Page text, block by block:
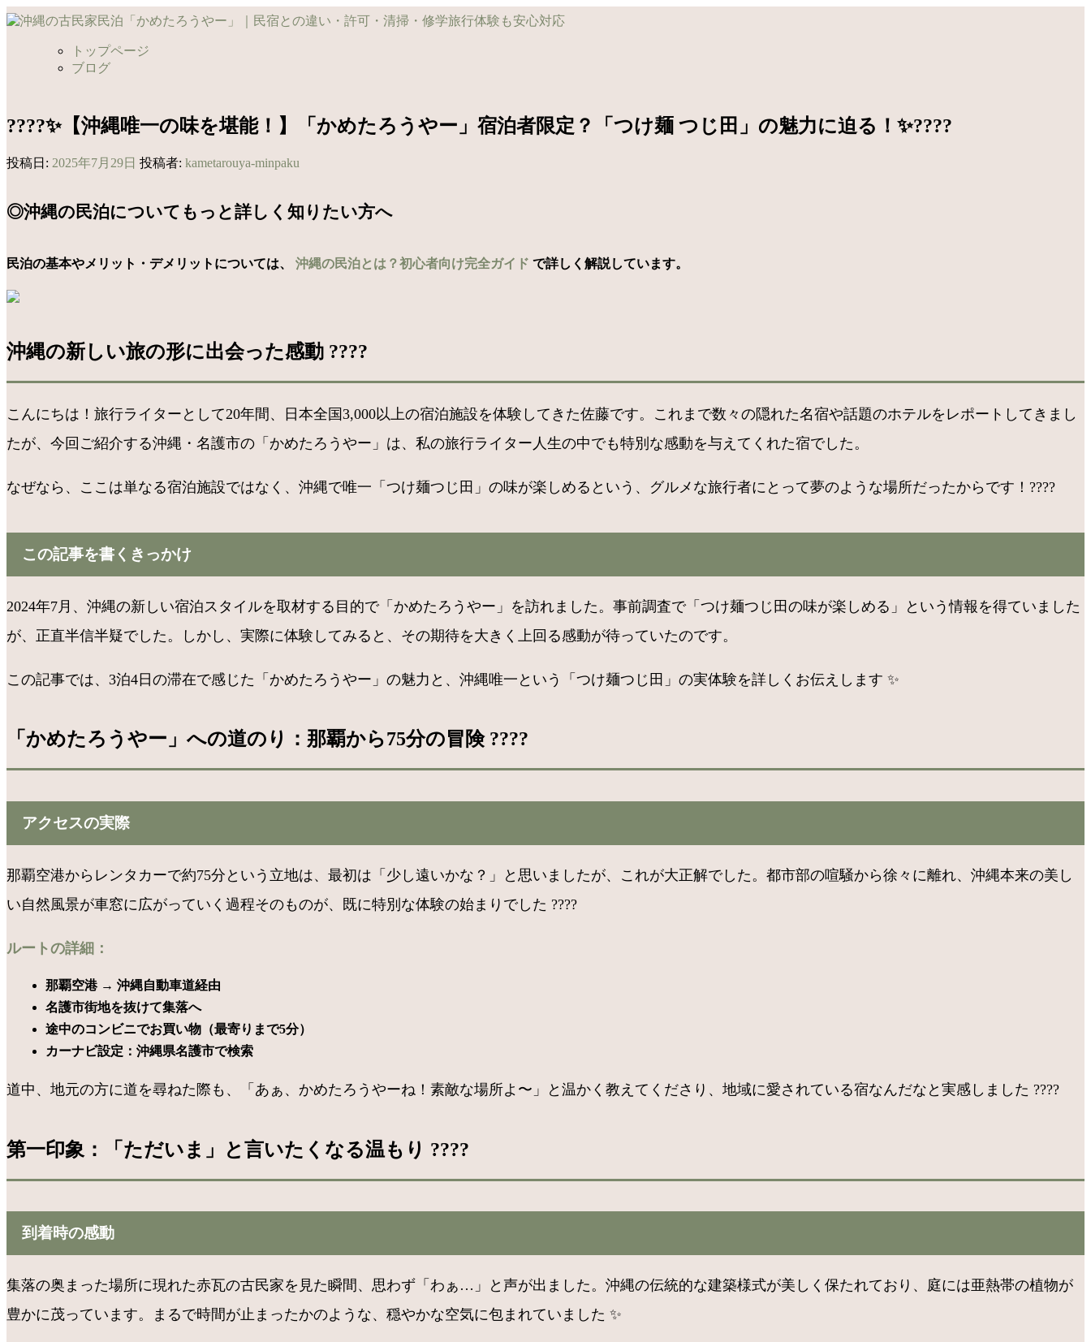
コ
ン
キ
プ
トップページ
ブログ
????✨【沖縄唯一の味を堪能！】「かめたろうやー」宿泊者限定？「つけ麺 つじ田」の魅力に迫る！✨????
投稿日: 2025年7月29日 投稿者: kametarouya-minpaku
◎沖縄の民泊についてもっと詳しく知りたい方へ
民泊の基本やメリット・デメリットについては、 沖縄の民泊とは？初心者向け完全ガイド で詳しく解説しています。
沖縄の新しい旅の形に出会った感動 ????
こんにちは！旅行ライターとして20年間、日本全国3,000以上の宿泊施設を体験してきた佐藤です。これまで数々の隠れた名宿や話題のホテルをレポートしてきまし
たが、今回ご紹介する沖縄・名護市の「かめたろうやー」は、私の旅行ライター人生の中でも特別な感動を与えてくれた宿でした。
なぜなら、ここは単なる宿泊施設ではなく、沖縄で唯一「つけ麺つじ田」の味が楽しめるという、グルメな旅行者にとって夢のような場所だったからです！????
この記事を書くきっかけ
2024年7月、沖縄の新しい宿泊スタイルを取材する目的で「かめたろうやー」を訪れました。事前調査で「つけ麺つじ田の味が楽しめる」という情報を得ていました
が、正直半信半疑でした。しかし、実際に体験してみると、その期待を大きく上回る感動が待っていたのです。
この記事では、3泊4日の滞在で感じた「かめたろうやー」の魅力と、沖縄唯一という「つけ麺つじ田」の実体験を詳しくお伝えします ✨
「かめたろうやー」への道のり：那覇から75分の冒険 ????
アクセスの実際
那覇空港からレンタカーで約75分という立地は、最初は「少し遠いかな？」と思いましたが、これが大正解でした。都市部の喧騒から徐々に離れ、沖縄本来の美し
い自然風景が車窓に広がっていく過程そのものが、既に特別な体験の始まりでした ????
ルートの詳細：
那覇空港 → 沖縄自動車道経由
名護市街地を抜けて集落へ
途中のコンビニでお買い物（最寄りまで5分）
カーナビ設定：沖縄県名護市で検索
道中、地元の方に道を尋ねた際も、「あぁ、かめたろうやーね！素敵な場所よ〜」と温かく教えてくださり、地域に愛されている宿なんだなと実感しました ????
第一印象：「ただいま」と言いたくなる温もり ????
到着時の感動
集落の奥まった場所に現れた赤瓦の古民家を見た瞬間、思わず「わぁ…」と声が出ました。沖縄の伝統的な建築様式が美しく保たれており、庭には亜熱帯の植物が
豊かに茂っています。まるで時間が止まったかのような、穏やかな空気に包まれていました ✨